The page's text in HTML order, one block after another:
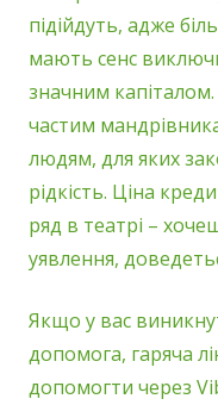
підійдуть, адже
мають сенс
значним капіталом.
частим
людям, для яких
рідкість. Ціна
ряд в театрі –
уявлення,
Якщо у вас
допомога, гаряча
допомогти через